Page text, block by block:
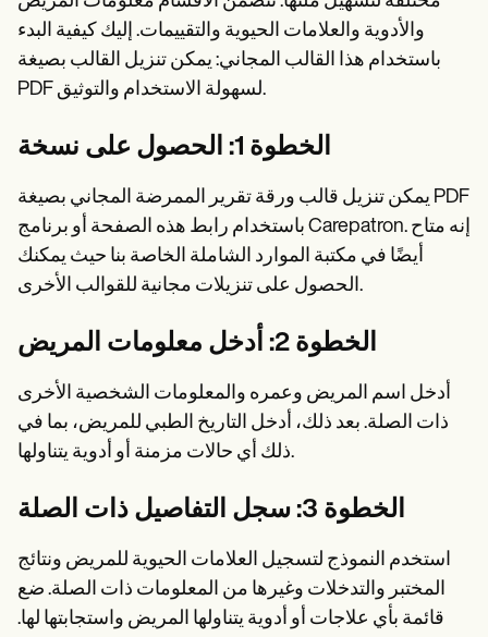
والأدوية والعلامات الحيوية والتقييمات. إليك كيفية البدء
باستخدام هذا القالب المجاني: يمكن تنزيل القالب بصيغة
PDF لسهولة الاستخدام والتوثيق.
الخطوة 1: الحصول على نسخة
يمكن تنزيل قالب ورقة تقرير الممرضة المجاني بصيغة PDF
باستخدام رابط هذه الصفحة أو برنامج Carepatron. إنه متاح
أيضًا في مكتبة الموارد الشاملة الخاصة بنا حيث يمكنك
الحصول على تنزيلات مجانية للقوالب الأخرى.
الخطوة 2: أدخل معلومات المريض
أدخل اسم المريض وعمره والمعلومات الشخصية الأخرى
ذات الصلة. بعد ذلك، أدخل التاريخ الطبي للمريض، بما في
ذلك أي حالات مزمنة أو أدوية يتناولها.
الخطوة 3: سجل التفاصيل ذات الصلة
استخدم النموذج لتسجيل العلامات الحيوية للمريض ونتائج
المختبر والتدخلات وغيرها من المعلومات ذات الصلة. ضع
قائمة بأي علاجات أو أدوية يتناولها المريض واستجابتها لها.